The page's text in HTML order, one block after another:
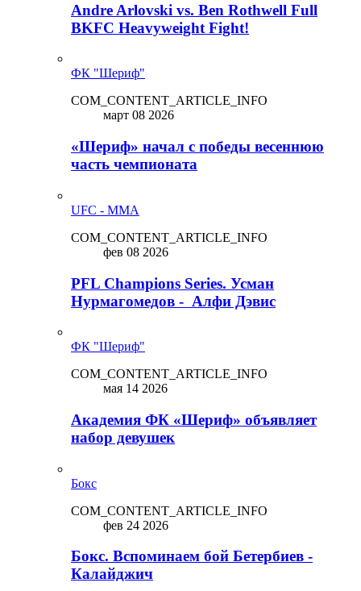
Andre Arlovski vs. Ben Rothwell Full
BKFC Heavyweight Fight!
ФК "Шериф"
COM_CONTENT_ARTICLE_INFO
март 08 2026
«Шериф» начал с победы весеннюю
часть чемпионата
UFC - MMA
COM_CONTENT_ARTICLE_INFO
фев 08 2026
PFL Champions Series. Усман
Нурмагомедов - Алфи Дэвис
ФК "Шериф"
COM_CONTENT_ARTICLE_INFO
мая 14 2026
Академия ФК «Шериф» объявляет
набор девушек
Бокс
COM_CONTENT_ARTICLE_INFO
фев 24 2026
Бокс. Вспоминаем бой Бетербиев -
Калайджич